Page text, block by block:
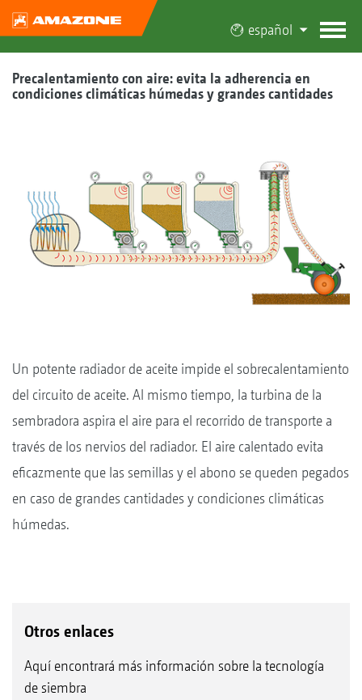
español
Precalentamiento con aire: evita la adherencia en
condiciones climáticas húmedas y grandes cantidades
Un potente radiador de aceite impide el sobrecalentamiento
del circuito de aceite. Al mismo tiempo, la turbina de la
sembradora aspira el aire para el recorrido de transporte a
través de los nervios del radiador. El aire calentado evita
eficazmente que las semillas y el abono se queden pegados
en caso de grandes cantidades y condiciones climáticas
húmedas.
Otros enlaces
Aquí encontrará más información sobre la tecnología
de siembra